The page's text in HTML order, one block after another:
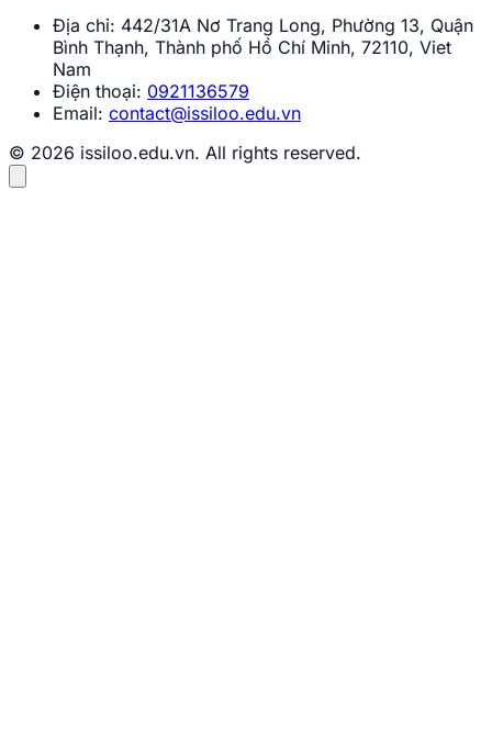
Địa chỉ: 442/31A Nơ Trang Long, Phường 13, Quận
Bình Thạnh, Thành phố Hồ Chí Minh, 72110, Viet
Nam
Điện thoại: 0921136579
Email: contact@issiloo.edu.vn
© 2026 issiloo.edu.vn. All rights reserved.